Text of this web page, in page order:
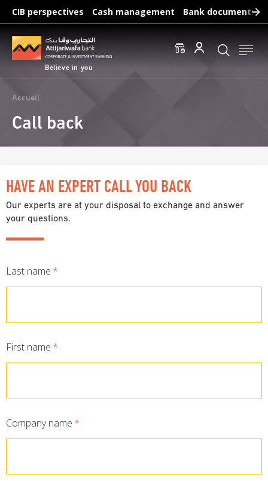
Skip
main
content
CIB perspectives Cash management Bank documents
Believe in you
Breadcrumb
Accueil
Call back
HAVE AN EXPERT CALL YOU BACK
Our experts are at your disposal to exchange and answer
your questions.
Last name *
First name *
Company name *
Frequent searches :
Access to accounts Make a transfert Edit a RIB